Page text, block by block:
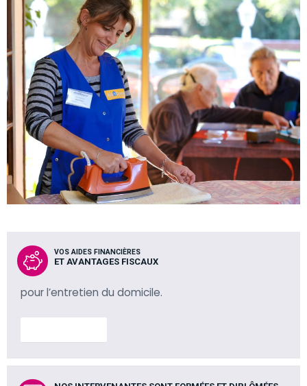
VOS AIDES FINANCIÈRES
ET AVANTAGES FISCAUX
pour l’entretien du domicile.